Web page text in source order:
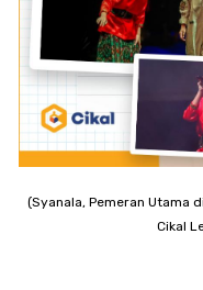
(Syanala, Pemeran Utama
Cikal